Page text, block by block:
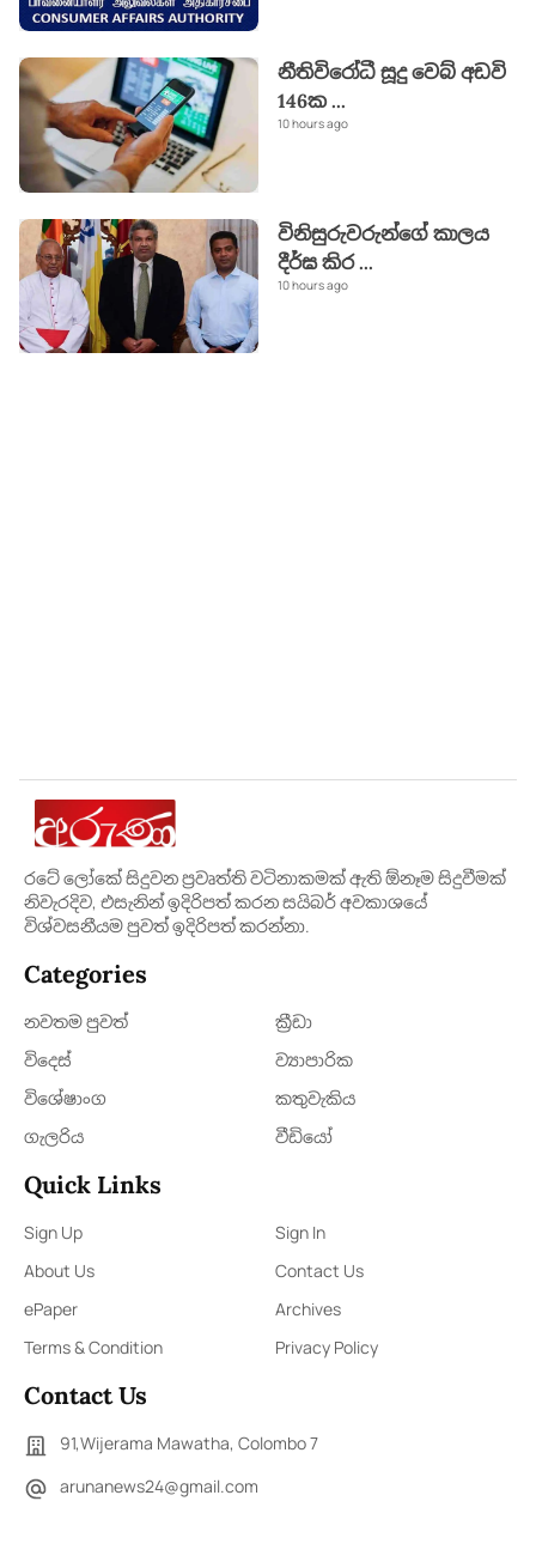
නීතිවිරෝධී සූදු වෙබ් අඩවි
146ක...
10 hours ago
විනිසුරුවරුන්ගේ කාලය
දීර්ඝ කිර...
10 hours ago
රටේ ලෝකේ සිදුවන ප්‍රවෘත්ති වටිනාකමක් ඇති ඕනෑම සිදුවීමක්
නිවැරදිව, එසැනින් ඉදිරිපත් කරන සයිබර් අවකාශයේ
විශ්වසනීයම පුවත් ඉදිරිපත් කරන්නා.
Categories
නවතම පුවත්
ක්‍රී​ඩා
විදෙස්
ව්‍යාපාරික
විශේෂාංග
කතුවැකිය
ගැලරිය
වීඩියෝ
Quick Links
Sign Up
Sign In
About Us
Contact Us
ePaper
Archives
Terms & Condition
Privacy Policy
Contact Us
91,Wijerama Mawatha, Colombo 7
arunanews24@gmail.com